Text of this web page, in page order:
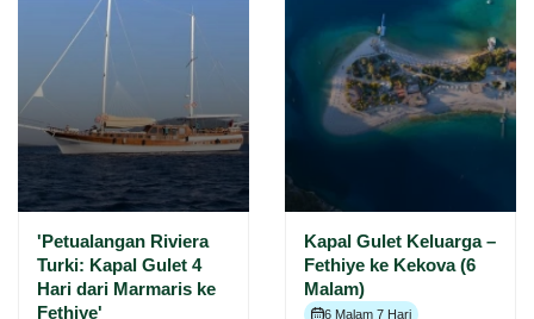
'Petualangan Riviera
Turki: Kapal Gulet 4
Hari dari Marmaris ke
Fethiye'
Kapal Gulet Keluarga –
Fethiye ke Kekova (6
Malam)
6 Malam 7 Hari